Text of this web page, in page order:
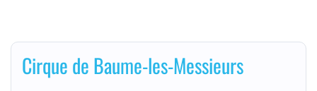
Cirque de Baume-les-Messieurs